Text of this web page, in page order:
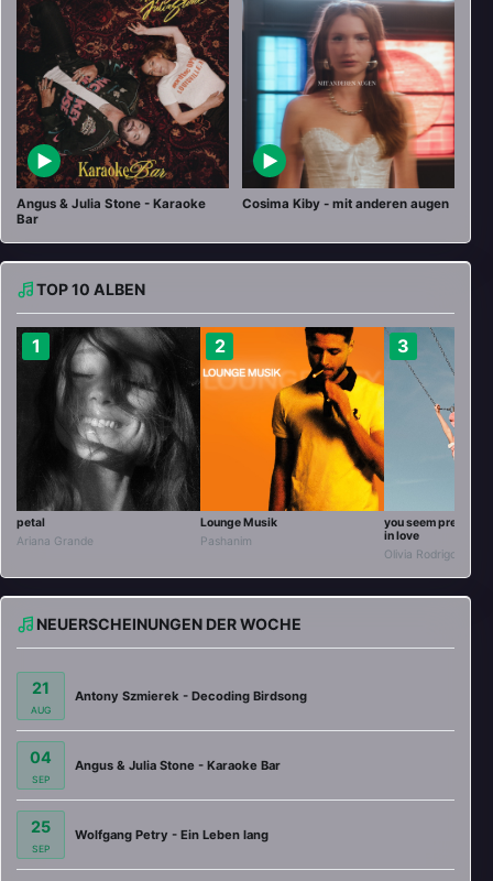
▶
Angus & Julia Stone - Karaoke
Bar
▶
Cosima Kiby - mit anderen augen
TOP 10 ALBEN
1
petal
Ariana Grande
2
Lounge Musik
Pashanim
3
you seem pretty
in love
Olivia Rodrigo
NEUERSCHEINUNGEN DER WOCHE
21
AUG
Antony Szmierek - Decoding Birdsong
04
SEP
Angus & Julia Stone - Karaoke Bar
25
SEP
Wolfgang Petry - Ein Leben lang